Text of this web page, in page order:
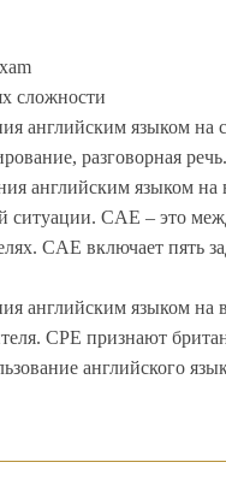
сложности
английским языком
разговорная речь.
английским языком
ситуации. CAE – это
CAE включает пять
английским языком
CPE признают
английского